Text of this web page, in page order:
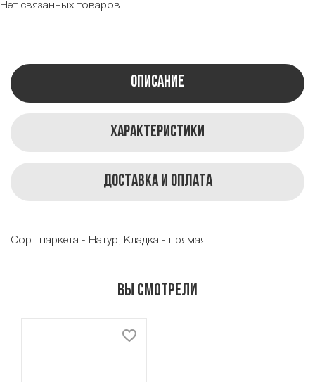
Нет связанных товаров.
Описание
Характеристики
Доставка и оплата
Сорт паркета - Натур; Кладка - прямая
Вы смотрели